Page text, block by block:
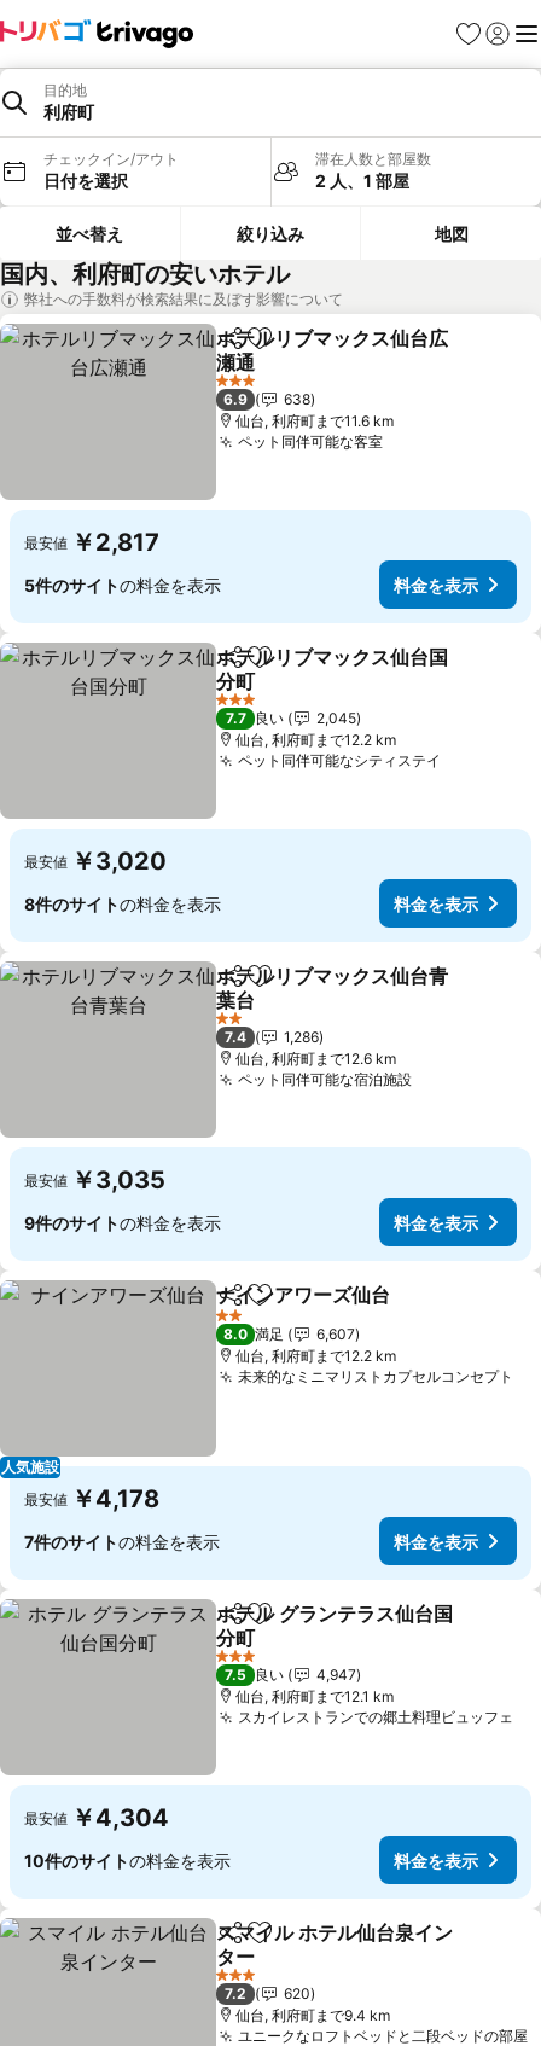
お気に入り
ログイ
メ
目的地
利府町
チェックイン/アウト
日付を選択
滞在人数と部屋数
2 人、1 部屋
並べ替え 絞り込み 地図
国内、利府町の安いホテル
弊社への手数料が検索結果に及ぼす影響について
シェアお気に入りに追加
ホテルリブマックス仙台広
瀬通
3 ホテルのランク
6.9
638
仙台, 利府町まで11.6 km
ペット同伴可能な客室
最安値 ￥2,817
5件のサイトの料金を表示 料金を表示
シェアお気に入りに追加
ホテルリブマックス仙台国
分町
3 ホテルのランク
7.7 良い
2,045
仙台, 利府町まで12.2 km
ペット同伴可能なシティステイ
最安値 ￥3,020
8件のサイトの料金を表示 料金を表示
シェアお気に入りに追加
ホテルリブマックス仙台青
葉台
2 ホテルのランク
7.4
1,286
仙台, 利府町まで12.6 km
ペット同伴可能な宿泊施設
最安値 ￥3,035
9件のサイトの料金を表示 料金を表示
人気施設
シェアお気に入りに追加
ナインアワーズ仙台
2 ホテルのランク
8.0 満足
6,607
仙台, 利府町まで12.2 km
未来的なミニマリストカプセルコンセプト
最安値 ￥4,178
7件のサイトの料金を表示 料金を表示
シェアお気に入りに追加
ホテル グランテラス仙台国
分町
3 ホテルのランク
7.5 良い
4,947
仙台, 利府町まで12.1 km
スカイレストランでの郷土料理ビュッフェ
最安値 ￥4,304
10件のサイトの料金を表示 料金を表示
シェアお気に入りに追加
スマイル ホテル仙台泉イン
ター
3 ホテルのランク
7.2
620
仙台, 利府町まで9.4 km
ユニークなロフトベッドと二段ベッドの部屋